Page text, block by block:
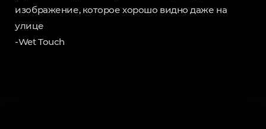
изображение, которое хорошо видно даже на
улице
-Wet Touch